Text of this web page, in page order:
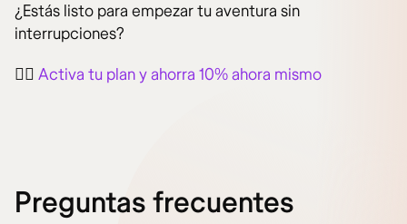
¿Estás listo para empezar tu aventura sin
interrupciones?
👉🏻 Activa tu plan y ahorra 10% ahora mismo
Preguntas frecuentes